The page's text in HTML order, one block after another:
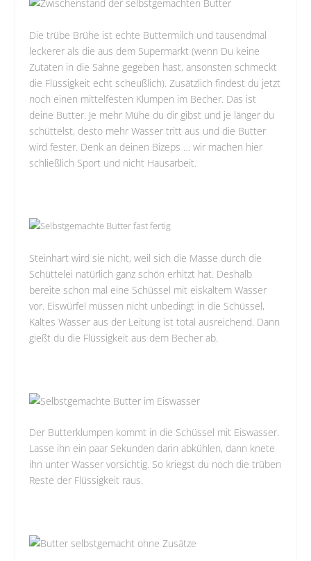
Die trübe Brühe ist echte Buttermilch und tausendmal
leckerer als die aus dem Supermarkt (wenn Du keine
Zutaten in die Sahne gegeben hast, ansonsten schmeckt
die Flüssigkeit echt scheußlich). Zusätzlich findest du jetzt
noch einen mittelfesten Klumpen im Becher. Das ist
deine Butter. Je mehr Mühe du dir gibst und je länger du
schüttelst, desto mehr Wasser tritt aus und die Butter
wird fester. Denk an deinen Bizeps … wir machen hier
schließlich Sport und nicht Hausarbeit.
Steinhart wird sie nicht, weil sich die Masse durch die
Schüttelei natürlich ganz schön erhitzt hat. Deshalb
bereite schon mal eine Schüssel mit eiskaltem Wasser
vor. Eiswürfel müssen nicht unbedingt in die Schüssel,
Kaltes Wasser aus der Leitung ist total ausreichend. Dann
gießt du die Flüssigkeit aus dem Becher ab.
Der Butterklumpen kommt in die Schüssel mit Eiswasser.
Lasse ihn ein paar Sekunden darin abkühlen, dann knete
ihn unter Wasser vorsichtig. So kriegst du noch die trüben
Reste der Flüssigkeit raus.